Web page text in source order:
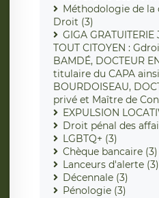
Méthodologie de la
Droit (3)
GIGA
TOUT CITOYEN :
BAMDÉ, DOCTEUR
titulaire du CAPA
BOURDOISEAU,
privé et Maître de
EXPULSION
Droit pénal des
LGBTQ+ (3)
Chèque bancaire (3)
Lanceurs d'alerte (3)
Décennale (3)
Pénologie (3)